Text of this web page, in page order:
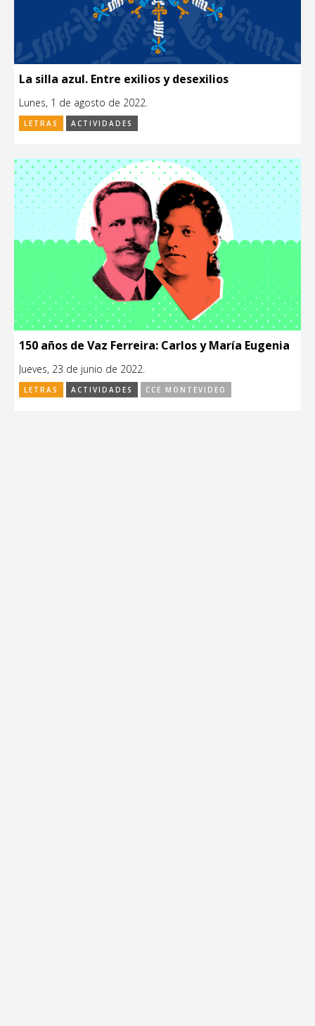
La silla azul. Entre exilios y desexilios
Lunes, 1 de agosto de 2022.
LETRAS ACTIVIDADES
150 años de Vaz Ferreira: Carlos y María Eugenia
Jueves, 23 de junio de 2022.
LETRAS ACTIVIDADES CCE MONTEVIDEO